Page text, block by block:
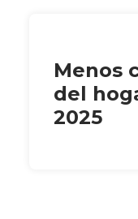
Menos
del
2025